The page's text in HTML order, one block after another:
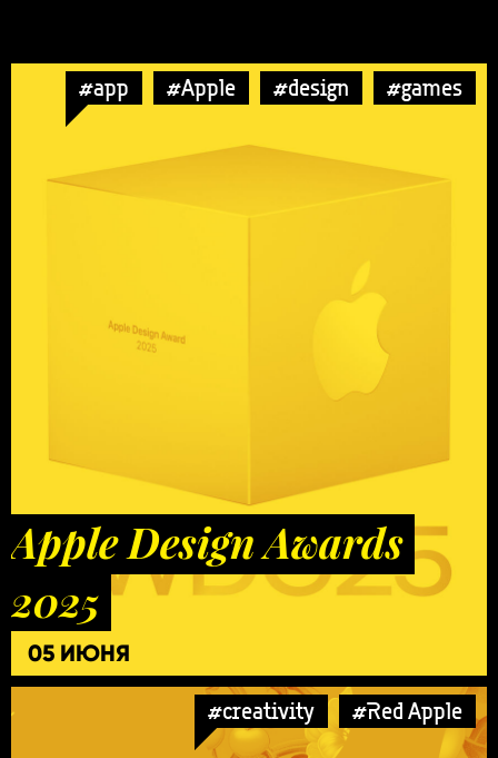
#app #Apple #design #games
Apple Design Awards
2025
05 ИЮНЯ
#creativity #Red Apple